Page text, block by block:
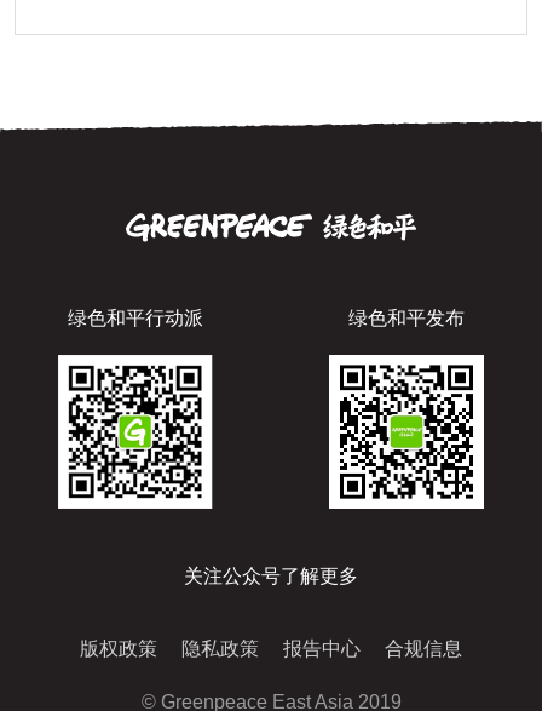
绿色和平行动派 绿色和平发布
关注公众号了解更多
版权政策 隐私政策 报告中心 合规信息
© Greenpeace East Asia 2019